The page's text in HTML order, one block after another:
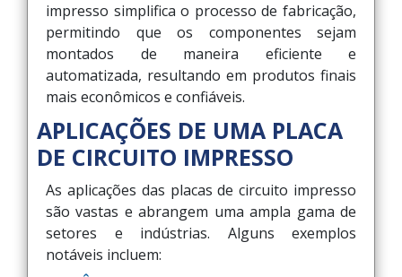
impresso simplifica o processo de fabricação,
permitindo que os componentes sejam
montados de maneira eficiente e
automatizada, resultando em produtos finais
mais econômicos e confiáveis.
APLICAÇÕES DE UMA PLACA
DE CIRCUITO IMPRESSO
As aplicações das placas de circuito impresso
são vastas e abrangem uma ampla gama de
setores e indústrias. Alguns exemplos
notáveis incluem: